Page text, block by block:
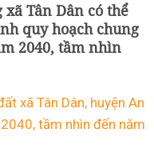
Tân Dân có thể
quy hoạch chung
2040, tầm nhìn
xã Tân Dân, huyện An
tầm nhìn đến năm